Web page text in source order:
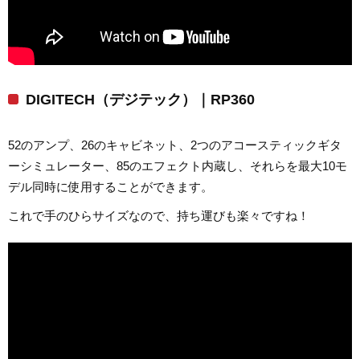
DIGITECH（デジテック）｜RP360
52のアンプ、26のキャビネット、2つのアコースティックギタ
ーシミュレーター、85のエフェクト内蔵し、それらを最大10モ
デル同時に使用することができます。
これで手のひらサイズなので、持ち運びも楽々ですね！